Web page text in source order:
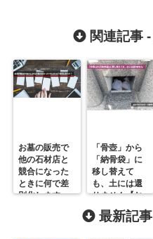
関連記事 -
お墓の販売で
他の石材店と
競合になった
ときに何で差
別化します
「骨壺」から
「納骨袋」に
移し替えて
も、土には還
りません【お
おきた石材
店・兵庫県】
最新記